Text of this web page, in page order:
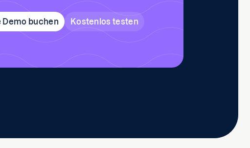
Demo buchen Kostenlos testen